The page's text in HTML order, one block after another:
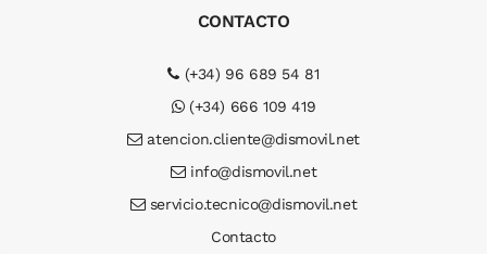
CONTACTO
(+34) 96 689 54 81
(+34) 666 109 419
atencion.cliente@dismovil.net
info@dismovil.net
servicio.tecnico@dismovil.net
Contacto